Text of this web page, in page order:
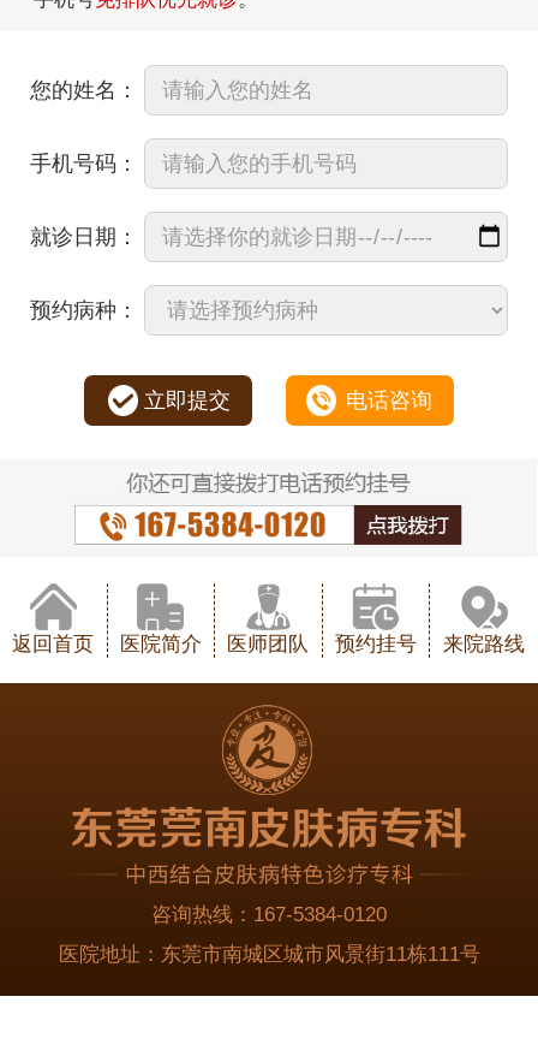
您的姓名：
手机号码：
就诊日期：
预约病种：
立即提交 电话咨询
返回首页 医院简介 医师团队 预约挂号 来院路线
咨询热线： 167-5384-0120
医院地址： 东莞市南城区城市风景街11栋111号